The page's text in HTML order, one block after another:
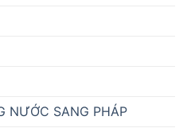
NƯỚC SANG PHÁP